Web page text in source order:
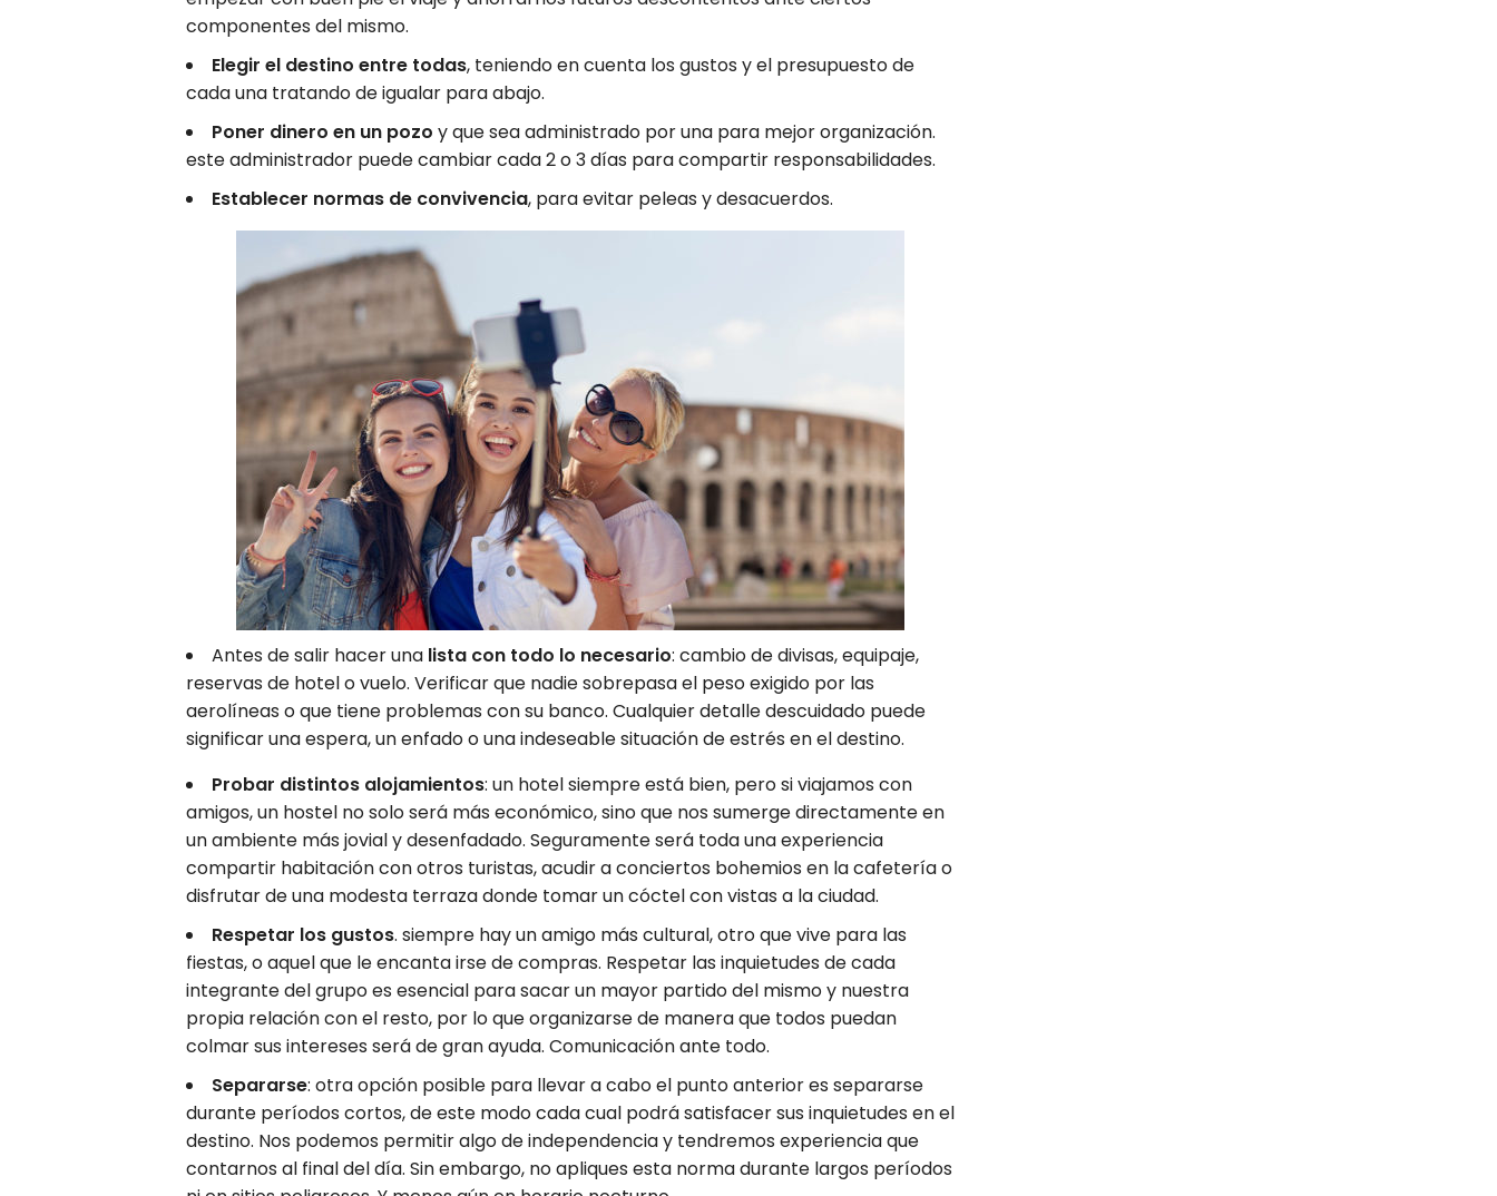
componentes del mismo.
Elegir el destino entre todas, teniendo en cuenta los gustos y el presupuesto de
cada una tratando de igualar para abajo.
Poner dinero en un pozo y que sea administrado por una para mejor organización.
este administrador puede cambiar cada 2 o 3 días para compartir responsabilidades.
Establecer normas de convivencia, para evitar peleas y desacuerdos.
Antes de salir hacer una lista con todo lo necesario: cambio de divisas, equipaje,
reservas de hotel o vuelo. Verificar que nadie sobrepasa el peso exigido por las
aerolíneas o que tiene problemas con su banco. Cualquier detalle descuidado puede
significar una espera, un enfado o una indeseable situación de estrés en el destino.
Probar distintos alojamientos: un hotel siempre está bien, pero si viajamos con
amigos, un hostel no solo será más económico, sino que nos sumerge directamente en
un ambiente más jovial y desenfadado. Seguramente será toda una experiencia
compartir habitación con otros turistas, acudir a conciertos bohemios en la cafetería o
disfrutar de una modesta terraza donde tomar un cóctel con vistas a la ciudad.
Respetar los gustos. siempre hay un amigo más cultural, otro que vive para las
fiestas, o aquel que le encanta irse de compras. Respetar las inquietudes de cada
integrante del grupo es esencial para sacar un mayor partido del mismo y nuestra
propia relación con el resto, por lo que organizarse de manera que todos puedan
colmar sus intereses será de gran ayuda. Comunicación ante todo.
Separarse: otra opción posible para llevar a cabo el punto anterior es separarse
durante períodos cortos, de este modo cada cual podrá satisfacer sus inquietudes en el
destino. Nos podemos permitir algo de independencia y tendremos experiencia que
contarnos al final del día. Sin embargo, no apliques esta norma durante largos períodos